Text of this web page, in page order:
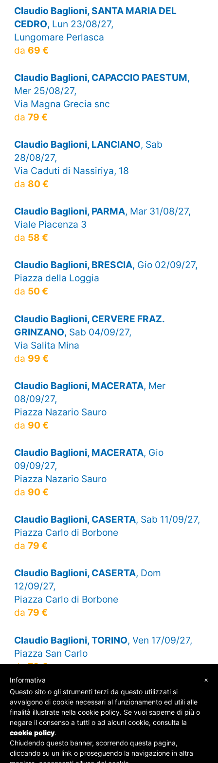
Claudio Baglioni, SANTA MARIA DEL
CEDRO, Lun 23/08/27,
Lungomare Perlasca
da 69 €
Claudio Baglioni, CAPACCIO PAESTUM,
Mer 25/08/27,
Via Magna Grecia snc
da 79 €
Claudio Baglioni, LANCIANO, Sab
28/08/27,
Via Caduti di Nassiriya, 18
da 80 €
Claudio Baglioni, PARMA, Mar 31/08/27,
Viale Piacenza 3
da 58 €
Claudio Baglioni, BRESCIA, Gio 02/09/27,
Piazza della Loggia
da 50 €
Claudio Baglioni, CERVERE FRAZ.
GRINZANO, Sab 04/09/27,
Via Salita Mina
da 99 €
Claudio Baglioni, MACERATA, Mer
08/09/27,
Piazza Nazario Sauro
da 90 €
Claudio Baglioni, MACERATA, Gio
09/09/27,
Piazza Nazario Sauro
da 90 €
Claudio Baglioni, CASERTA, Sab 11/09/27,
Piazza Carlo di Borbone
da 79 €
Claudio Baglioni, CASERTA, Dom
12/09/27,
Piazza Carlo di Borbone
da 79 €
Claudio Baglioni, TORINO, Ven 17/09/27,
Piazza San Carlo
da79 €
© SOS Biglietti - P.Iva 09162100961 -Chi Siamo
Contatti-Privacy Policy
×
Informativa
Questo sito o gli strumenti terzi da questo utilizzati si
avvalgono di cookie necessari al funzionamento ed utili alle
finalità illustrate nella cookie policy. Se vuoi saperne di più o
negare il consenso a tutti o ad alcuni cookie, consulta la
cookie policy.
Chiudendo questo banner, scorrendo questa pagina,
cliccando su un link o proseguendo la navigazione in altra